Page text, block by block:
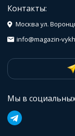
Контакты:
Москва ул.
info@magazin-
Мы в социальных